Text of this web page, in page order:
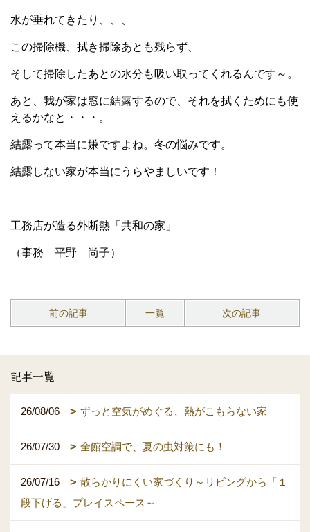
水が垂れてきたり、、、
この掃除機、拭き掃除あとも残らず、
そして掃除したあとの水分も吸い取ってくれるんです～。
あと、我が家は窓に結露するので、それを拭くためにも使
えるかなと・・・。
結露って本当に嫌ですよね。冬の悩みです。
結露しない家が本当にうらやましいです！
工務店が造る外断熱「共和の家」
（事務 平野 尚子）
前の記事 一覧 次の記事
記事一覧
26/08/06 ずっと空気がめぐる、熱がこもらない家
26/07/30 全館空調で、夏の虫対策にも！
26/07/16
散らかりにくい家づくり～リビングから「１
段下げる」プレイスペース～